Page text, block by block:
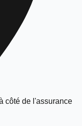
côté de l'assurance